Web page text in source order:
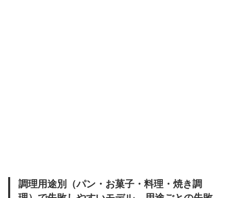
調理用途別（パン・お菓子・料理・焼き調